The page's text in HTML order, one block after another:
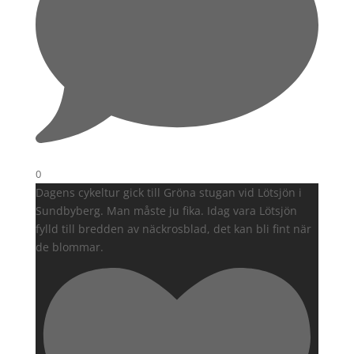
0
Dagens cykeltur gick till Gröna stugan vid Lötsjön i
Sundbyberg. Man måste ju fika. Idag vara Lötsjön
fylld till bredden av näckrosblad, det kan bli fint när
de blommar.